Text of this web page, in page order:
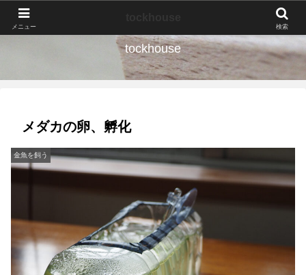
tockhouse
メダカの卵、孵化
金魚を飼う
メニュー 検索